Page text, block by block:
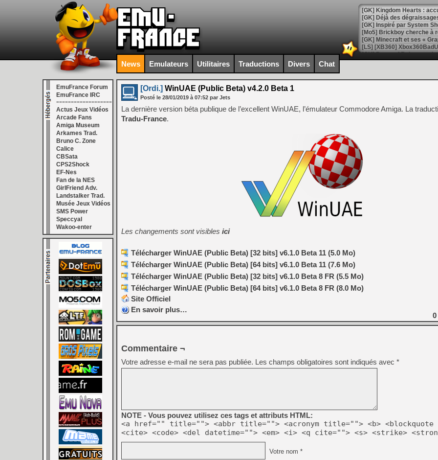
[GK] Déjà des
[Mo5] Brickboy cherche à
[GK] Minecraft et ses «
[GK] Beast of
[GK] Ubisoft : fin de partie
[GK] Mémoire cash -
[GK] Dan Houser (GTA)
[GK] Comment EA Sports
[GK] Crimson Moon : un
[GK] Isle of Reveries : le
[GK] Moonlighter 2 : The
[GK] Capcom relance
[Mo5] Deux inédits du
[GK] Le beat'em up The
[GK] Endless Legend 2 :
[LS] [PS5] Le WebKit
[GK] Oubliez Crazy Taxi,
[LS] [Switch] NSZ 5.0.0
[GK] No More Room in
[GK] Un chatbot Atelier
[GK] Mémoire cash -
[GK] Nvidia : le prix des
[GK] Suikoden Star Leap
[Mo5] La mini borne
[GK] Atari renoue avec les
[GK] Le studio de FIFA
[GK] La PlayStation 1 en
[GK] Dawn of War 4 : les
[GK] Mémoire cash -
[GK] Résultats Nintendo :
News Emulateurs Utilitaires Traductions Divers Chat
EmuFrance Forum
EmuFrance IRC
===================
Actus Jeux Vidéos
Arcade Fans
Amiga Museum
Arkames Trad.
Bruno C. Zone
Calice
CBSata
CPS2Shock
EF-Nes
Fan de la NES
GirlFriend Adv.
Landstalker Trad.
Musée Jeux Vidéos
SMS Power
Speccyal
Wakoo-enter
[Ordi.] WinUAE (Public Beta) v4.2.0 Beta 1
Posté le 28/01/2019 à 07:52 par Jets
La dernière version béta publique de l’excellent WinUAE, l’émulateur Commodore Amiga. La
Tradu-France.
Les changements sont visibles ici
Télécharger WinUAE (Public Beta) [32 bits] v6.1.0 Beta 11 (5.0 Mo)
Télécharger WinUAE (Public Beta) [64 bits] v6.1.0 Beta 11 (7.6 Mo)
Télécharger WinUAE (Public Beta) [32 bits] v6.1.0 Beta 8 FR (5.5 Mo)
Télécharger WinUAE (Public Beta) [64 bits] v6.1.0 Beta 8 FR (8.0 Mo)
Site Officiel
En savoir plus…
0
Commentaire ¬
Votre adresse e-mail ne sera pas publiée. Les champs obligatoires sont indiqués avec *
NOTE - Vous pouvez utilisez ces tags et attributs HTML:
<a href="" title=""> <abbr title=""> <acronym title=""> <b> <blockquote
<cite> <code> <del datetime=""> <em> <i> <q cite=""> <s> <strike>
Votre nom *